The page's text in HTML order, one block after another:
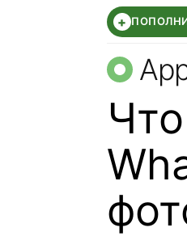
+